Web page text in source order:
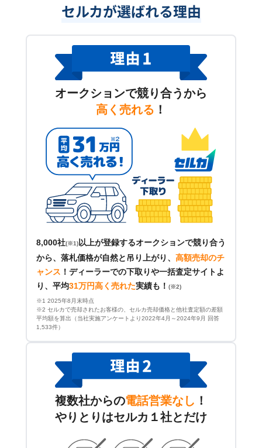
セルカが選ばれる理由
オークションで競り合うから
高く売れる ！
8,000社(※1)以上が登録するオークションで競り合う
から、落札価格が自然と吊り上がり、 高額売却のチ
ャンス ！ ディーラーでの下取りや一括査定サイトよ
り、平均31万円高く売れた実績も！ (※2)
※1 2025年8月末時点
※2 セルカで売却されたお客様の、セルカ売却価格と他社査定額の差額
平均額を算出（当社実施アンケートより2022年4月～2024年9月 回答
1,533件）
複数社からの電話営業なし ！
やりとりはセルカ１社とだけ